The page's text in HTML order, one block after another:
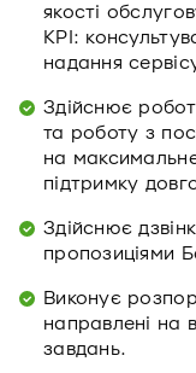
якості
KPI:
надання
Здійснює
та роботу з
на
підтримку
Здійснює
пропозиціями
Виконує
направлені на
завдань.